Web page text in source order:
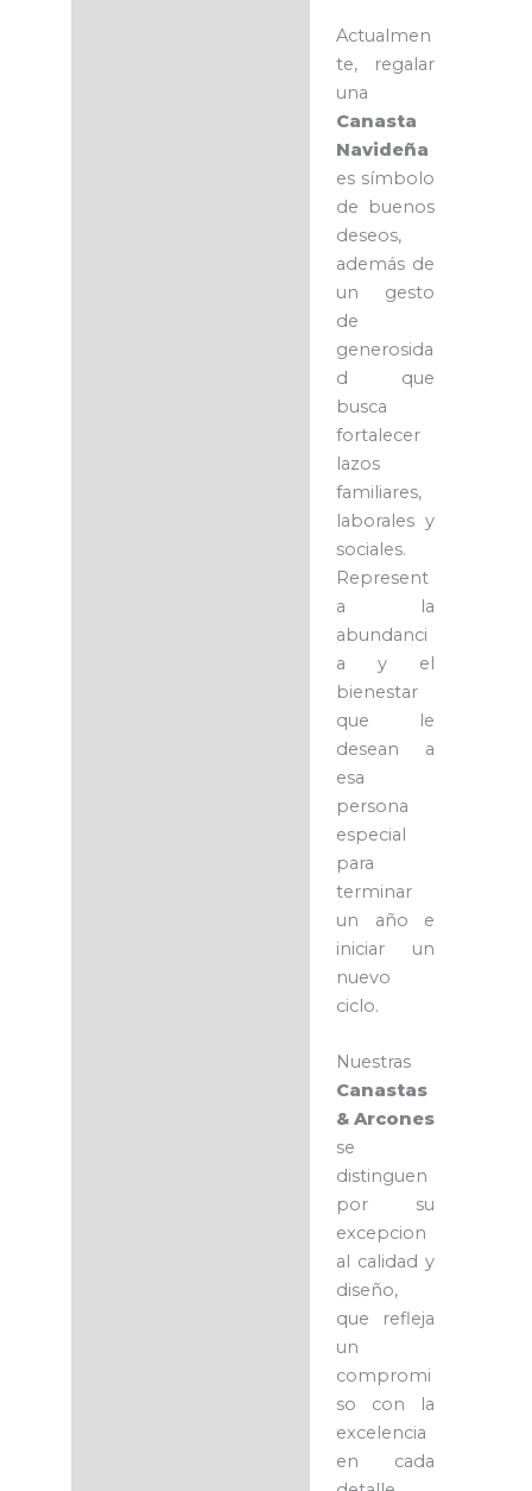
Actualmen
te, regalar
una
Canasta
Navideña
es símbolo
de buenos
deseos,
además de
un gesto
de
generosida
d que
busca
fortalecer
lazos
familiares,
laborales y
sociales.
Represent
a la
abundanci
a y el
bienestar
que le
desean a
esa
persona
especial
para
terminar
un año e
iniciar un
nuevo
ciclo.
Nuestras
Canastas
& Arcones
se
distinguen
por su
excepcion
al calidad y
diseño,
que refleja
un
compromi
so con la
excelencia
en cada